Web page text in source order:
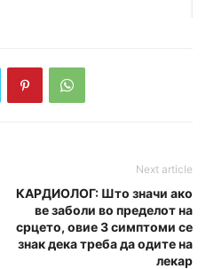
Next article
КАРДИОЛОГ: Што значи ако
ве заболи во пределот на
срцето, овие 3 симптоми се
знак дека треба да одите на
лекар